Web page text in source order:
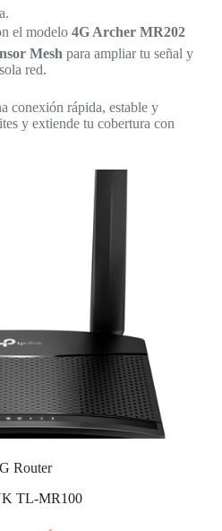
el modelo 4G Archer MR202
Mesh para ampliar tu señal y
red.
conexión rápida, estable y
y extiende tu cobertura con
Router
TL-MR100